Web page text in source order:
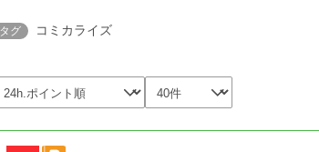
タグ コミカライズ